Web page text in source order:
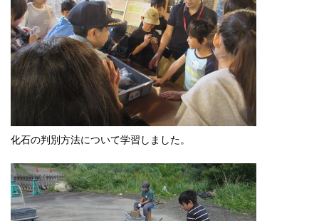
化石の判別方法について学習しました。